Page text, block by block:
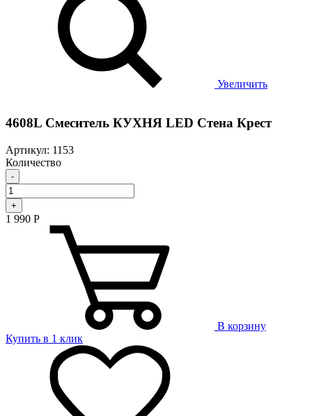
Увеличить
4608L Смеситель КУХНЯ LED Стена Крест
Артикул: 1153
Количество
-
+
1 990 Р
В корзину
Купить в 1 клик